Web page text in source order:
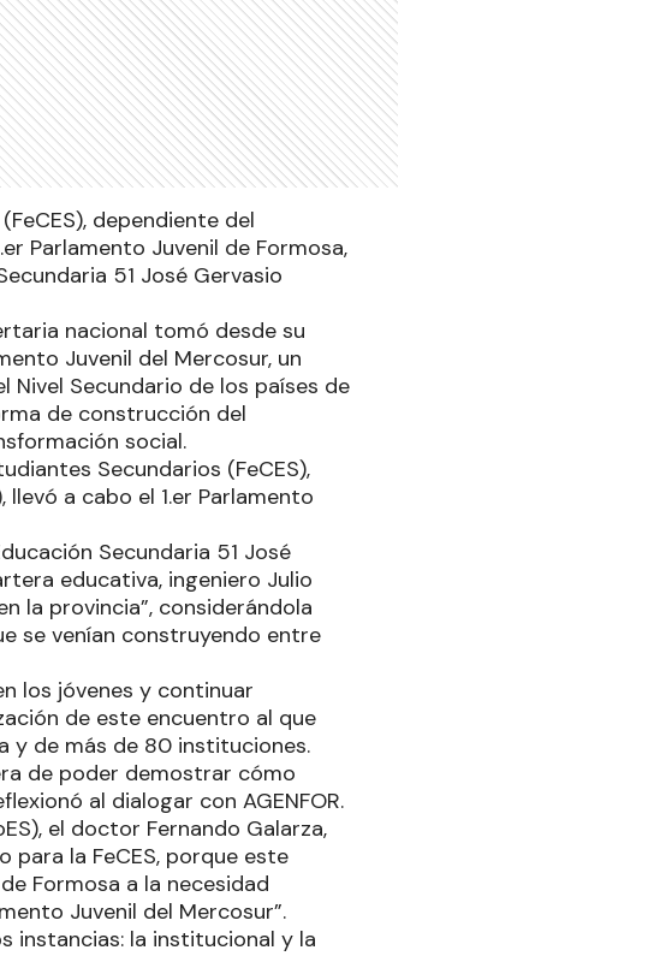
dependiente del
Parlamento Juvenil de Formosa,
51 José Gervasio
nacional tomó desde su
Juvenil del Mercosur, un
Secundario de los países de
de construcción del
social.
Secundarios (FeCES),
a cabo el 1.er Parlamento
Secundaria 51 José
educativa, ingeniero Julio
la provincia”, considerándola
se venían construyendo entre
los jóvenes y continuar
de este encuentro al que
y de más de 80 instituciones.
de poder demostrar cómo
al dialogar con AGENFOR.
el doctor Fernando Galarza,
la FeCES, porque este
Formosa a la necesidad
Juvenil del Mercosur”.
instancias: la institucional y la